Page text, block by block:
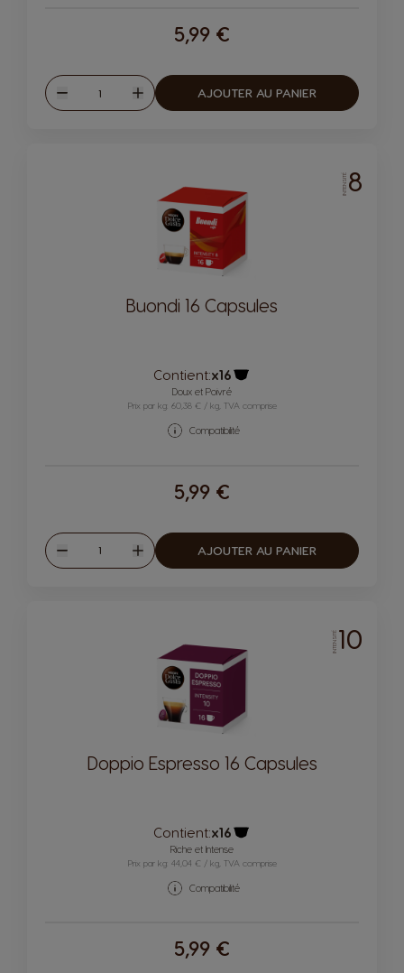
5,99 €
Diminuer
Quantité
Augmenter
AJOUTER AU PANIER
INTENSITÉ8
Buondi 16 Capsules
Contient:x16
Icône capsules
Doux et Poivré
Prix par kg: 60,38 € / kg, TVA comprise
Compatibilité
5,99 €
Diminuer
Quantité
Augmenter
AJOUTER AU PANIER
INTENSITÉ10
Doppio Espresso 16 Capsules
Contient:x16
Icône capsules
Riche et Intense
Prix par kg: 44,04 € / kg, TVA comprise
Compatibilité
5,99 €